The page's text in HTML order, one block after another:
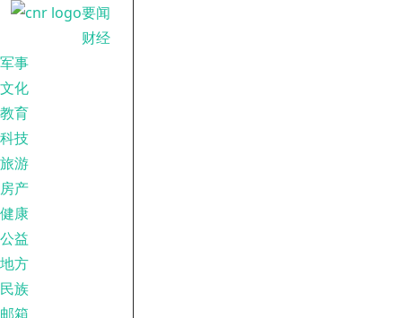
要闻
财经
军事
文化
教育
科技
旅游
房产
健康
公益
地方
民族
邮箱